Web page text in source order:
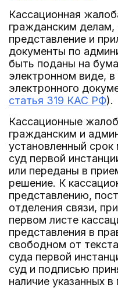
Кассационная
гражданским делам,
представление и
документы по
быть поданы на
электронном виде,
электронного
статья 319 КАС РФ).
Кассационные
гражданским и
установленный
суд первой
или переданы в
решение. К
представлению,
отделения связи,
первом листе
представления в
свободном от
суда первой
суд и подписью
наличие указанных